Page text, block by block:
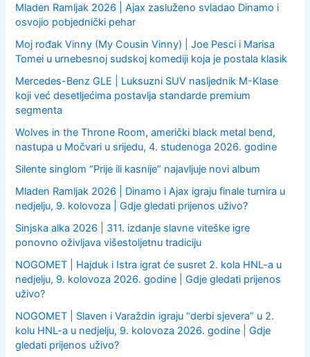
Mladen Ramljak 2026 | Ajax zasluženo svladao Dinamo i
osvojio pobjednički pehar
Moj rođak Vinny (My Cousin Vinny) | Joe Pesci i Marisa
Tomei u urnebesnoj sudskoj komediji koja je postala klasik
Mercedes-Benz GLE | Luksuzni SUV nasljednik M-Klase
koji već desetljećima postavlja standarde premium
segmenta
Wolves in the Throne Room, američki black metal bend,
nastupa u Močvari u srijedu, 4. studenoga 2026. godine
Silente singlom “Prije ili kasnije” najavljuje novi album
Mladen Ramljak 2026 | Dinamo i Ajax igraju finale turnira u
nedjelju, 9. kolovoza | Gdje gledati prijenos uživo?
Sinjska alka 2026 | 311. izdanje slavne viteške igre
ponovno oživljava višestoljetnu tradiciju
NOGOMET | Hajduk i Istra igrat će susret 2. kola HNL-a u
nedjelju, 9. kolovoza 2026. godine | Gdje gledati prijenos
uživo?
NOGOMET | Slaven i Varaždin igraju “derbi sjevera” u 2.
kolu HNL-a u nedjelju, 9. kolovoza 2026. godine | Gdje
gledati prijenos uživo?